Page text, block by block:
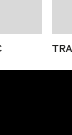
us on Rss